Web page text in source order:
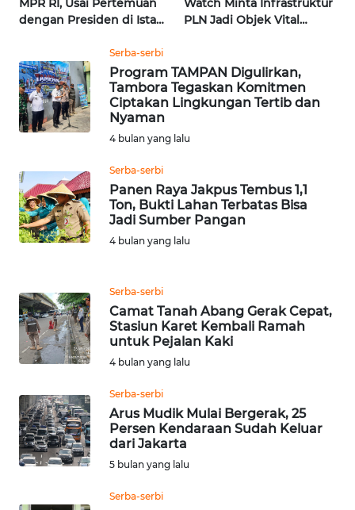
MPR RI, Usai Pertemuan
dengan Presiden di Istana
Watch Minta Infrastruktur
PLN Jadi Objek Vital
Serba-serbi
Program TAMPAN Digulirkan,
Tambora Tegaskan Komitmen
Ciptakan Lingkungan Tertib dan
Nyaman
4 bulan yang lalu
Serba-serbi
Panen Raya Jakpus Tembus 1,1
Ton, Bukti Lahan Terbatas Bisa
Jadi Sumber Pangan
4 bulan yang lalu
Serba-serbi
Camat Tanah Abang Gerak Cepat,
Stasiun Karet Kembali Ramah
untuk Pejalan Kaki
4 bulan yang lalu
Serba-serbi
Arus Mudik Mulai Bergerak, 25
Persen Kendaraan Sudah Keluar
dari Jakarta
5 bulan yang lalu
Serba-serbi
WN
KALSEL
KALTIM
WN
SULSEL
GORONTALO
WN
SULUT
MALUKU
WN
MALUT